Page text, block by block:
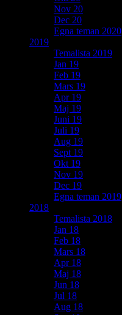
Nov 20
Dec 20
Egna teman 2020
2019
Temalista 2019
Jan 19
Feb 19
Mars 19
Apr 19
Maj 19
Juni 19
Juli 19
Aug 19
Sept 19
Okt 19
Nov 19
Dec 19
Egna teman 2019
2018
Temalista 2018
Jan 18
Feb 18
Mars 18
Apr 18
Maj 18
Jun 18
Jul 18
Aug 18